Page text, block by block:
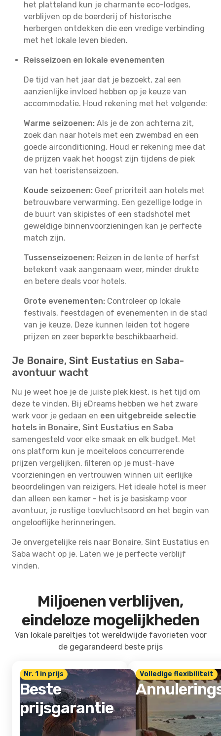
het platteland kun je charmante eco-lodges,
verblijven op de boerderij of historische
herbergen ontdekken die een vredige verbinding
met het lokale leven bieden.
Reisseizoen en lokale evenementen
De tijd van het jaar dat je bezoekt, zal een
aanzienlijke invloed hebben op je keuze van
accommodatie. Houd rekening met het volgende:
Warme seizoenen: Als je de zon achterna zit,
zoek dan naar hotels met een zwembad en een
goede airconditioning. Houd er rekening mee dat
de prijzen vaak het hoogst zijn tijdens de piek
van het toeristenseizoen.
Koude seizoenen: Geef prioriteit aan hotels met
betrouwbare verwarming. Een gezellige lodge in
de buurt van skipistes of een stadshotel met
geweldige binnenvoorzieningen kan je perfecte
match zijn.
Tussenseizoenen: Reizen in de lente of herfst
betekent vaak aangenaam weer, minder drukte
en betere deals voor hotels.
Grote evenementen: Controleer op lokale
festivals, feestdagen of evenementen in de stad
van je keuze. Deze kunnen leiden tot hogere
prijzen en zeer beperkte beschikbaarheid.
Je Bonaire, Sint Eustatius en Saba-
avontuur wacht
Nu je weet hoe je de juiste plek kiest, is het tijd om
deze te vinden. Bij eDreams hebben we het zware
werk voor je gedaan en een uitgebreide selectie
hotels in Bonaire, Sint Eustatius en Saba
samengesteld voor elke smaak en elk budget. Met
ons platform kun je moeiteloos concurrerende
prijzen vergelijken, filteren op je must-have
voorzieningen en vertrouwen winnen uit eerlijke
beoordelingen van reizigers. Het ideale hotel is meer
dan alleen een kamer - het is je basiskamp voor
avontuur, je rustige toevluchtsoord en het begin van
ongelooflijke herinneringen.
Je onvergetelijke reis naar Bonaire, Sint Eustatius en
Saba wacht op je. Laten we je perfecte verblijf
vinden.
Miljoenen verblijven,
eindeloze mogelijkheden
Van lokale pareltjes tot wereldwijde favorieten voor
de gegarandeerd beste prijs
Nr. 1 in prijs
Beste
prijsgarantie
Volledige flexibiliteit